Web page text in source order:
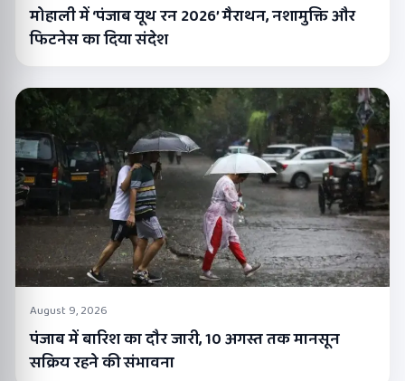
मोहाली में ‘पंजाब यूथ रन 2026’ मैराथन, नशामुक्ति और
फिटनेस का दिया संदेश
August 9, 2026
पंजाब में बारिश का दौर जारी, 10 अगस्त तक मानसून
सक्रिय रहने की संभावना